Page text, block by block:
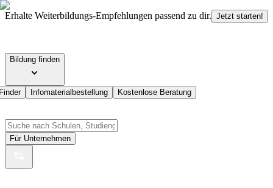
Erhalte Weiterbildungs-Empfehlungen passend zu dir. Jetzt starten!
Bildung finden
Infomaterialbestellung Kostenlose Beratung
Für Unternehmen